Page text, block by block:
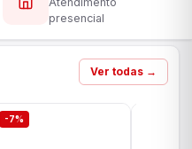
presencial
Ver todas →
-7%